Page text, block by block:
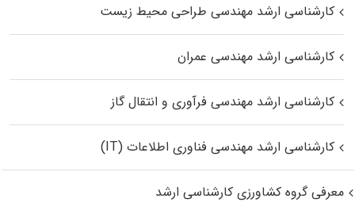
کارشناسی ارشد مهندسی طراحی محیط زیست
کارشناسی ارشد مهندسی عمران
کارشناسی ارشد مهندسی فرآوری و انتقال گاز
کارشناسی ارشد مهندسی فناوری اطلاعات (IT)
معرفی گروه کشاورزی کارشناسی ارشد